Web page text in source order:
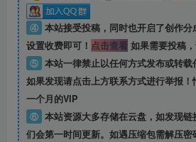
④ 本站接受投稿，同时也开启了创作
设置收费即可！ 点击查看如果需要投稿
⑤ 本站一律禁止以任何方式发布或转载
如果发现请点击上方联系方式进行举报
一个月的VIP
⑥ 本站资源大多存储在云盘，如发现
们会第一时间更新。如遇压缩包需解压密